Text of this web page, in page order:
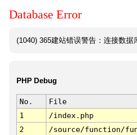
Database Error
(1040) 365建站错误警告：连接数
PHP Debug
No. File
1
/index.php
2
/source/function/